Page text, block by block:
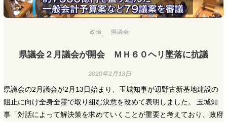
政治 県議会
県議会２月議会が開会 ＭＨ６０ヘリ墜落に抗議
2020年2月13日
県議会の2月議会が2月13日始まり、玉城知事が辺野古新基地建設の
阻止に向け全身全霊で取り組む決意を改めて表明しました。 玉城知
事「対話によって解決策を求めていくことが重要と考えており、政府